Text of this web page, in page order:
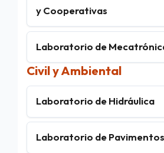
y Cooperativas
Laboratorio de
Civil y Ambiental
Laboratorio de Hidráulica
Laboratorio de Pavimentos